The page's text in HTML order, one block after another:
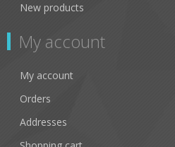
New products
My account
My account
Orders
Addresses